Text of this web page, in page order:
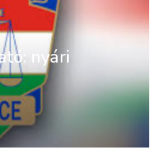
nyári